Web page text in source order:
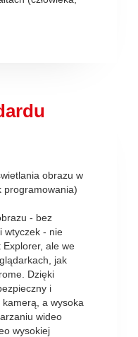
obrazu w
programowania)
- bez
wtyczek - nie
ale we
jak
Dzięki
i
kamerą, a wysoka
wideo
wysokiej